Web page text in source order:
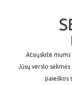
Atsiųskite mums
Jūsų verslo
paieškos